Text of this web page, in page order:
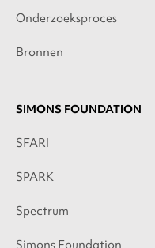
Onderzoeksproces
Bronnen
SIMONS FOUNDATION
SFARI
SPARK
Spectrum
Simons Foundation